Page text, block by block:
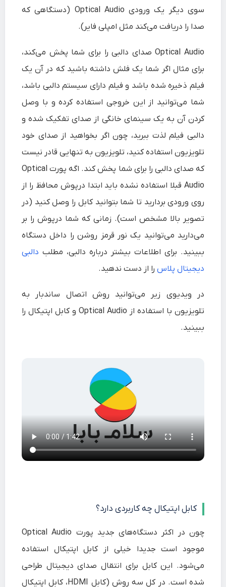
سوی دیگر یک ورودی Optical Audio (دستگاهی که
صدا را دریافت می‌کند مثل امپلی فایر).
Optical Audio صدای دالبی را برای شما پخش می‌کند،
برای مثال اگر شما یک فلش داشته باشید که در آن یک
فیلم ذخیره شده باشد و فیلم دارای سیستم دالبی باشد،
شما می‌توانید از این خروجی استفاده کرده و با وصل
کردن آن به یک سینمای خانگی از صدای تفکیک شده و
دالبی فیلم لذت ببرید، چون اگر بخواهید از صدای خود
تلویزیون استفاده کنید، تلویزیون به تنهایی قادر نیست
که صدای دالبی را برای شما پخش کند. اگه پورت Optical
Audio قبلا استفاده نشده باید ابتدا درپوش محافظ را از
روی ورودی بردارید تا شما بتوانید کابل را وصل کنید (در
تصویر بالا مشخص است). زمانی که شما درپوش را بر
می‌دارید می‌توانید یک نور قرمز روشن را داخل دستگاه
ببینید. برای اطلاعات بیشتر درباره دالبی، مطلب دالبی
دیجیتال پلاسرا از دست ندهید.
در ویدیوی زیر می‌توانید روش اتصال ساندبار به
تلویزیون با استفاده از Optical Audio و کابل اپتیکال را
ببینید.
کابل اپتیکال چه کاربردی دارد؟
چون در اکثر دستگاه‌های جدید پورت Optical Audio
موجود است جدیدا خیلی از کابل اپتیکال استفاده
می‌شود. این کابل برای انتقال صدای دیجیتال طراحی
شده است. در کل سه روش (کابل HDMI، کابل اپتیکال